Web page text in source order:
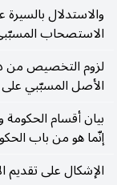
والاستدلال
الاستصحاب
لزوم التخصيص
الأصل المسبّبي
بيان أقسام
إنّما هو من باب
الإشكال على